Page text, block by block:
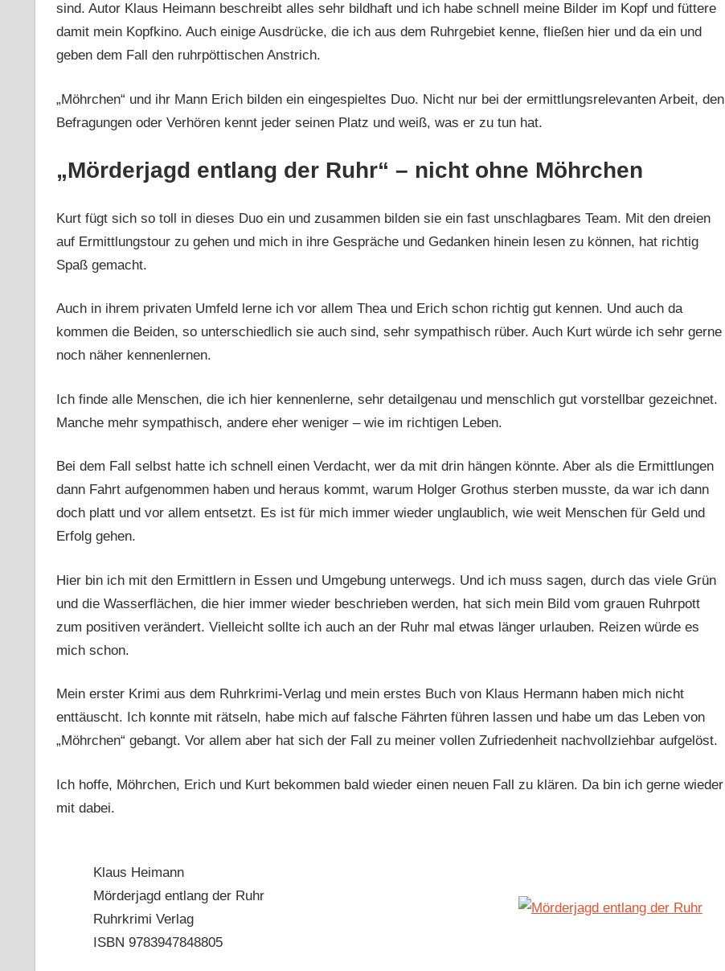
sind. Autor Klaus Heimann beschreibt alles sehr bildhaft und ich habe schnell meine Bilder im Kopf und füttere
damit mein Kopfkino. Auch einige Ausdrücke, die ich aus dem Ruhrgebiet kenne, fließen hier und da ein und
geben dem Fall den ruhrpöttischen Anstrich.
„Möhrchen“ und ihr Mann Erich bilden ein eingespieltes Duo. Nicht nur bei der ermittlungsrelevanten Arbeit, den
Befragungen oder Verhören kennt jeder seinen Platz und weiß, was er zu tun hat.
„Mörderjagd entlang der Ruhr“ – nicht ohne Möhrchen
Kurt fügt sich so toll in dieses Duo ein und zusammen bilden sie ein fast unschlagbares Team. Mit den dreien
auf Ermittlungstour zu gehen und mich in ihre Gespräche und Gedanken hinein lesen zu können, hat richtig
Spaß gemacht.
Auch in ihrem privaten Umfeld lerne ich vor allem Thea und Erich schon richtig gut kennen. Und auch da
kommen die Beiden, so unterschiedlich sie auch sind, sehr sympathisch rüber. Auch Kurt würde ich sehr gerne
noch näher kennenlernen.
Ich finde alle Menschen, die ich hier kennenlerne, sehr detailgenau und menschlich gut vorstellbar gezeichnet.
Manche mehr sympathisch, andere eher weniger – wie im richtigen Leben.
Bei dem Fall selbst hatte ich schnell einen Verdacht, wer da mit drin hängen könnte. Aber als die Ermittlungen
dann Fahrt aufgenommen haben und heraus kommt, warum Holger Grothus sterben musste, da war ich dann
doch platt und vor allem entsetzt. Es ist für mich immer wieder unglaublich, wie weit Menschen für Geld und
Erfolg gehen.
Hier bin ich mit den Ermittlern in Essen und Umgebung unterwegs. Und ich muss sagen, durch das viele Grün
und die Wasserflächen, die hier immer wieder beschrieben werden, hat sich mein Bild vom grauen Ruhrpott
zum positiven verändert. Vielleicht sollte ich auch an der Ruhr mal etwas länger urlauben. Reizen würde es
mich schon.
Mein erster Krimi aus dem Ruhrkrimi-Verlag und mein erstes Buch von Klaus Hermann haben mich nicht
enttäuscht. Ich konnte mit rätseln, habe mich auf falsche Fährten führen lassen und habe um das Leben von
„Möhrchen“ gebangt. Vor allem aber hat sich der Fall zu meiner vollen Zufriedenheit nachvollziehbar aufgelöst.
Ich hoffe, Möhrchen, Erich und Kurt bekommen bald wieder einen neuen Fall zu klären. Da bin ich gerne wieder
mit dabei.
Klaus Heimann
Mörderjagd entlang der Ruhr
Ruhrkrimi Verlag
ISBN 9783947848805